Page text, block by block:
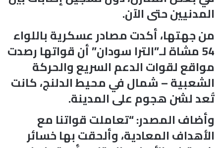
المدنيين حتى الآن.
من جهتها، أكدت مصادر عسكرية باللواء
54 مشاة لـ”الترا سودان” أن قواتها رصدت
مواقع لقوات الدعم السريع والحركة
الشعبية – شمال في محيط الدلنج، كانت
تُعد لشن هجوم على المدينة.
وأضاف المصدر: “تعاملت قواتنا مع
الأهداف المعادية، وألحقت بها خسائر